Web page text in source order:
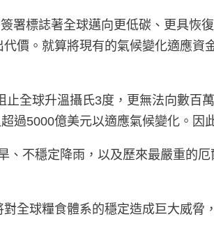
署標誌著全球邁向更低碳、更具恢
價。就算將現有的氣候變化適應
止全球升溫攝氏3度，更無法向數
過5000億美元以適應氣候變化。因
不穩定降雨，以及歷來最嚴重的
全球糧食體系的穩定造成巨大威